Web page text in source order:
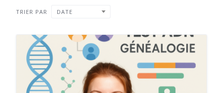
TRIER PAR DATE